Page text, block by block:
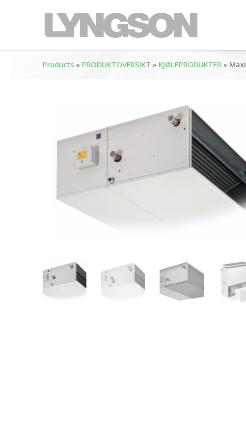
Products » PRODUKTOVERSIKT » KJØLEPRODUKTER » Maxi